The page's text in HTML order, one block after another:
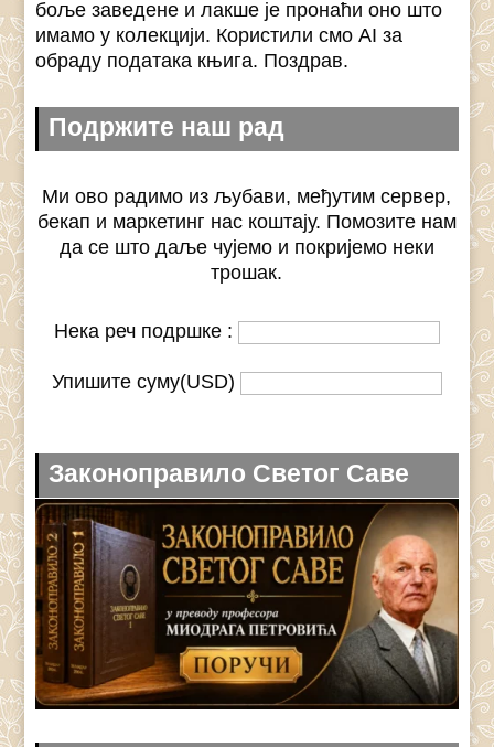
боље заведене и лакше је пронаћи оно што
имамо у колекцији. Користили смо AI за
обраду података књига. Поздрав.
Подржите наш рад
Ми ово радимо из љубави, међутим сервер,
бекап и маркетинг нас коштају. Помозите нам
да се што даље чујемо и покријемо неки
трошак.
Нека реч подршке :
Упишите суму(USD)
Законоправило Светог Саве